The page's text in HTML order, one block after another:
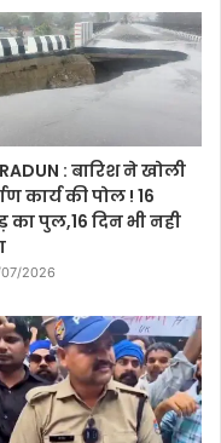
: बारिश ने खोली
कार्य की पोल ! 16
का पुल,16 दिन भी नही
2026